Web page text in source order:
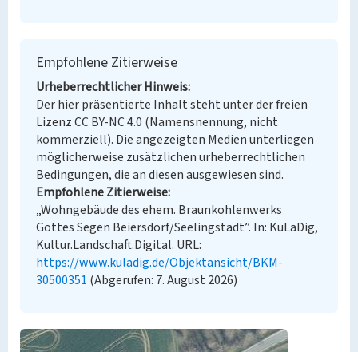
Empfohlene Zitierweise
Urheberrechtlicher Hinweis
Der hier präsentierte Inhalt steht unter der freien
Lizenz CC BY-NC 4.0 (Namensnennung, nicht
kommerziell). Die angezeigten Medien unterliegen
möglicherweise zusätzlichen urheberrechtlichen
Bedingungen, die an diesen ausgewiesen sind.
Empfohlene Zitierweise
„Wohngebäude des ehem. Braunkohlenwerks
Gottes Segen Beiersdorf/Seelingstädt”. In: KuLaDig,
Kultur.Landschaft.Digital. URL:
https://www.kuladig.de/Objektansicht/BKM-
30500351 (Abgerufen: 7. August 2026)